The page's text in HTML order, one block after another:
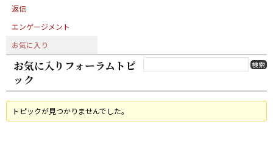
返信
エンゲージメント
お気に入り
お気に入りフォーラムトピ
ック
トピックが見つかりませんでした。